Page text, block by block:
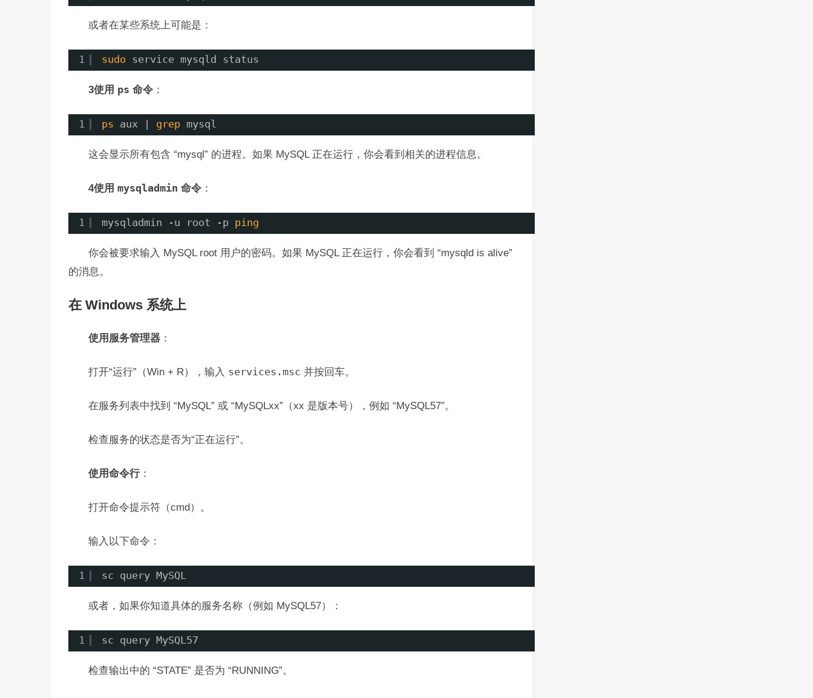
或者在某些系统上可能是：
1 sudo service mysqld status
3使用 ps 命令 ：
1 ps aux | grep mysql
这会显示所有包含 “mysql” 的进程。如果 MySQL 正在运行，你会看到相关的进程信息。
4使用 mysqladmin 命令 ：
1 mysqladmin -u root -p ping
你会被要求输入 MySQL root 用户的密码。如果 MySQL 正在运行，你会看到 “mysqld is alive”
的消息。
在 Windows 系统上
使用服务管理器 ：
打开“运行”（Win + R），输入 services.msc 并按回车。
在服务列表中找到 “MySQL” 或 “MySQLxx”（xx 是版本号），例如 “MySQL57″。
检查服务的状态是否为“正在运行”。
使用命令行：
打开命令提示符（cmd）。
输入以下命令：
1 sc query MySQL
或者，如果你知道具体的服务名称（例如 MySQL57）：
1 sc query MySQL57
检查输出中的 “STATE” 是否为 “RUNNING”。